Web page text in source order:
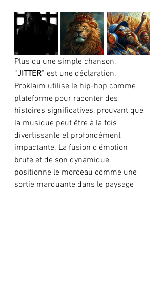
Plus qu'une simple chanson,
“JITTER” est une déclaration.
Proklaim utilise le hip-hop comme
plateforme pour raconter des
histoires significatives, prouvant que
la musique peut être à la fois
divertissante et profondément
impactante. La fusion d'émotion
brute et de son dynamique
positionne le morceau comme une
sortie marquante dans le paysage